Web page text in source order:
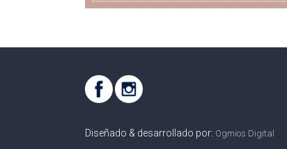
Diseñado & desarrollado por: Ogmios Digital